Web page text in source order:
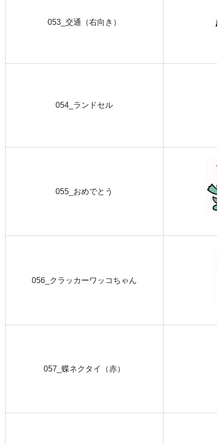
053_交通（右向き）
054_ランドセル
055_おめでとう
056_クラッカーワッコちゃん
057_蝶ネクタイ（赤）